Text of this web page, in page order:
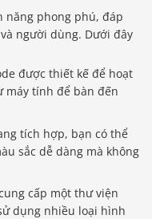
năng phong phú, đáp
người dùng. Dưới đây
được thiết kế để hoạt
máy tính để bàn đến
tích hợp, bạn có thể
sắc dễ dàng mà không
cấp một thư viện
dụng nhiều loại hình